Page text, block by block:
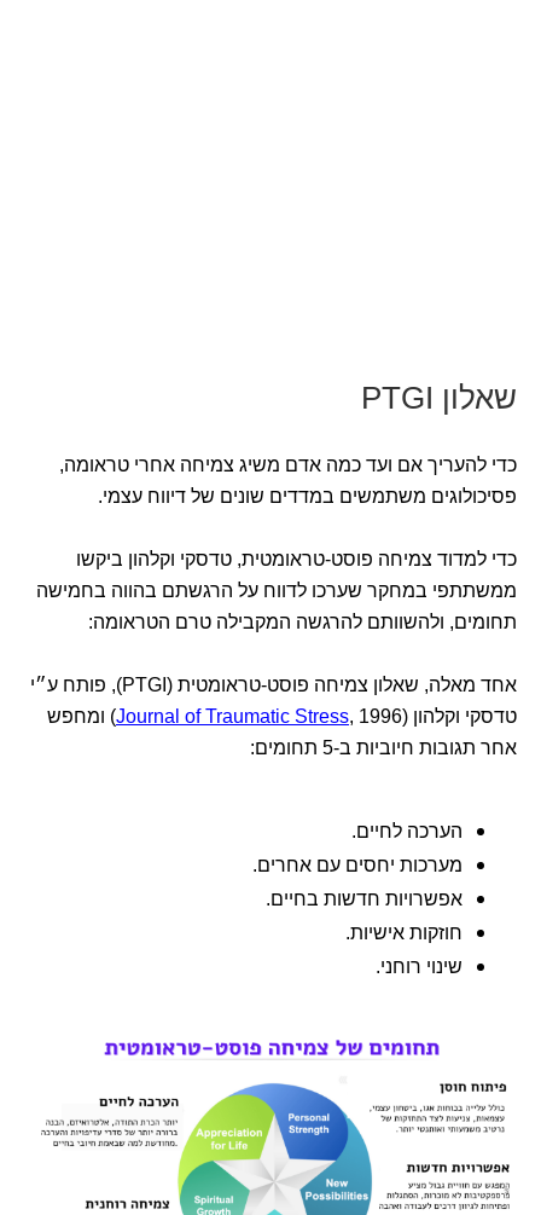
שאלון PTGI
כדי להעריך אם ועד כמה אדם משיג צמיחה אחרי טראומה,
פסיכולוגים משתמשים במדדים שונים של דיווח עצמי.
כדי למדוד צמיחה פוסט-טראומטית, טדסקי וקלהון ביקשו
ממשתתפי במחקר שערכו לדווח על הרגשתם בהווה בחמישה
תחומים, ולהשוותם להרגשה המקבילה טרם הטראומה:
אחד מאלה, שאלון צמיחה פוסט-טראומטית (PTGI), פותח ע״י
טדסקי וקלהון (
Journal of Traumatic Stress, 1996) ומחפש
אחר תגובות חיוביות ב-5 תחומים:
הערכה לחיים.
מערכות יחסים עם אחרים.
אפשרויות חדשות בחיים.
חוזקות אישיות.
שינוי רוחני.